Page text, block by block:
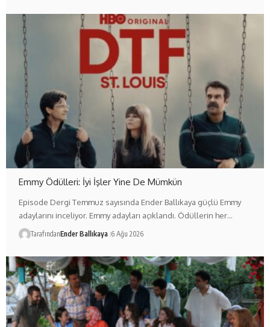
Emmy Ödülleri: İyi İşler Yine De Mümkün
Episode Dergi Temmuz sayısında Ender Ballıkaya güçlü Emmy
adaylarını inceliyor. Emmy adayları açıklandı. Ödüllerin her…
TarafındanEnder Ballıkaya 6 Ağu 2026